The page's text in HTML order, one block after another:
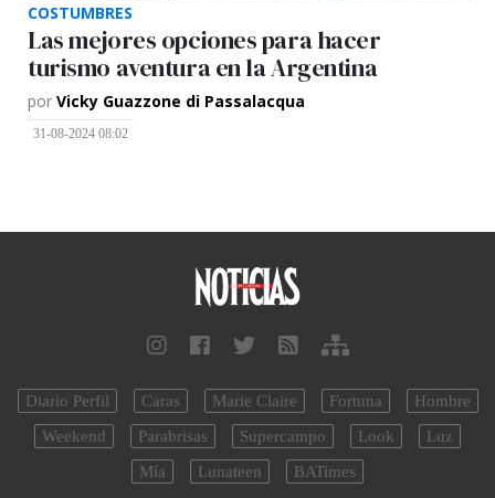
COSTUMBRES
Las mejores opciones para hacer
turismo aventura en la Argentina
por Vicky Guazzone di Passalacqua
31-08-2024 08:02
Diario Perfil Caras Marie Claire Fortuna
Hombre
Weekend
Parabrisas Supercampo Look
Luz
Mía
Lunateen BATimes